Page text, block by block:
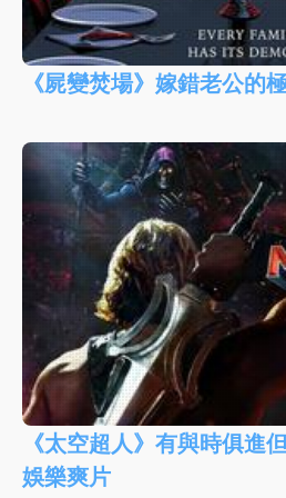
《屍變焚場》嫁錯老公的
《太空超人》有與時俱進
娛樂爽片